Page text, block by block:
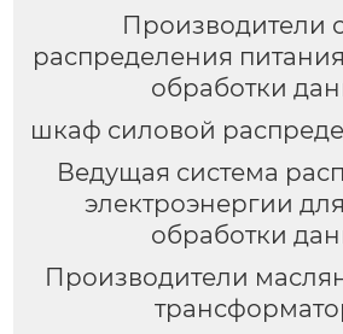
Производители
распределения
обработки
шкаф силовой
Ведущая система
электроэнергии
обработки
Производители